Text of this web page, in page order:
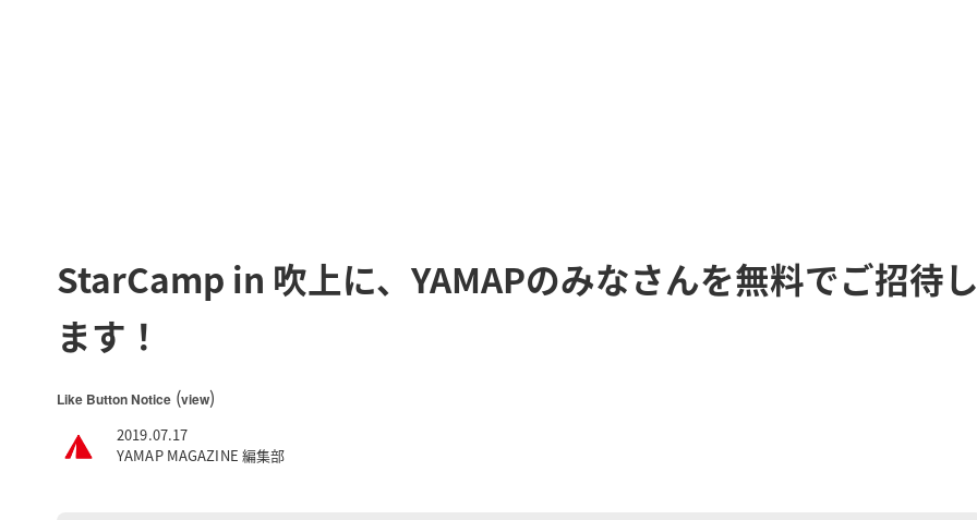
StarCamp in 吹上に、YAMAPのみなさんを無料でご招待
ます！
Like Button Notice (view)
2019.07.17
YAMAP MAGAZINE 編集部